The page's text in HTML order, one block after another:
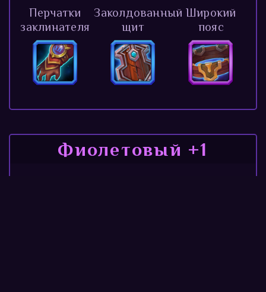
Перчатки
заклинателя
Заколдованный
щит
Широкий
пояс
Фиолетовый +1